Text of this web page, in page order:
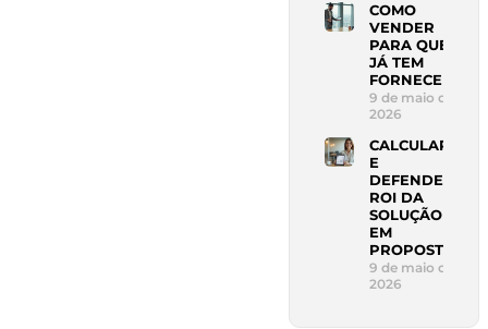
COMO
VENDER
PARA QUEM
JÁ TEM
FORNECEDOR
9 de maio de
2026
CALCULAR
E
DEFENDER
ROI DA
SOLUÇÃO
EM
PROPOSTA
9 de maio de
2026